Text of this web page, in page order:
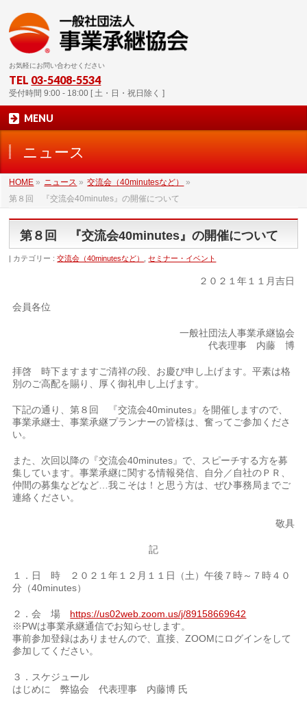
お気軽にお問い合わせください
TEL 03-5408-5534
受付時間 9:00 - 18:00 [ 土・日・祝日除く ]
MENU
ニュース
HOME » ニュース » 交流会（40minutesなど）
»
第８回 『交流会40minutes』の開催について
第８回 『交流会40minutes』の開催について
カテゴリー :交流会（40minutesなど） ,セミナー・イベント
２０２１年１１月吉日
会員各位
一般社団法人事業承継協会
代表理事 内藤 博
拝啓 時下ますますご清祥の段、お慶び申し上げます。平素は格
別のご高配を賜り、厚く御礼申し上げます。
下記の通り、第８回 『交流会40minutes』を開催しますので、
事業承継士、事業承継プランナーの皆様は、奮ってご参加くださ
い。
また、次回以降の『交流会40minutes』で、スピーチする方を募
集しています。事業承継に関する情報発信、自分／自社のＰＲ、
仲間の募集などなど…我こそは！と思う方は、ぜひ事務局までご
連絡ください。
敬具
記
１．日 時 ２０２１年１２月１１日（土）午後７時～７時４０
分（40minutes）
２．会 場 https://us02web.zoom.us/j/89158669642
※PWは事業承継通信でお知らせします。
事前参加登録はありませんので、直接、ZOOMにログインをして
参加してください。
３．スケジュール
はじめに 弊協会 代表理事 内藤博 氏